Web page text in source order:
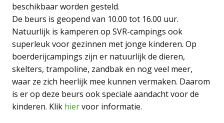
beschikbaar worden gesteld.
De beurs is geopend van 10.00 tot 16.00 uur.
Natuurlijk is kamperen op SVR-campings ook
superleuk voor gezinnen met jonge kinderen. Op
boerderijcampings zijn er natuurlijk de dieren,
skelters, trampoline, zandbak en nog veel meer,
waar ze zich heerlijk mee kunnen vermaken. Daarom
is er op deze beurs ook speciale aandacht voor de
kinderen. Klik hiervoor informatie.